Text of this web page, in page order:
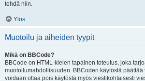
tehdä niin.
Ylös
Muotoilu ja aiheiden tyypit
Mikä on BBCode?
BBCode on HTML-kielen tapainen toteutus, joka
muotoilumahdollisuuden. BBCoden käytöstä päättää
voidaan ottaa pois käytöstä myös viestikohtaisesti